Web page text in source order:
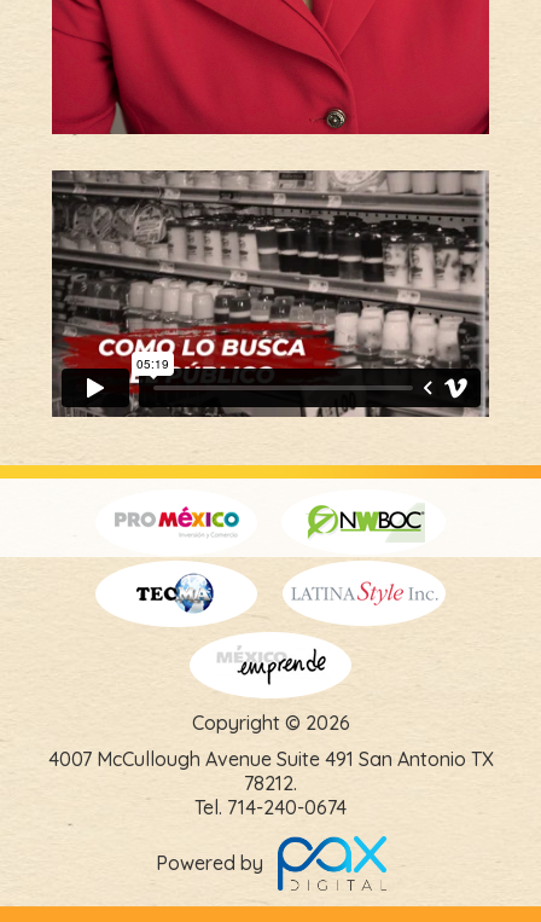
Copyright © 2026
4007 McCullough Avenue Suite 491 San Antonio TX
78212.
Tel. 714-240-0674
Powered by